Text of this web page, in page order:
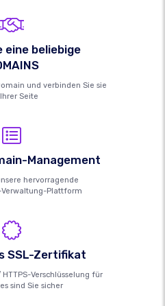
eine beliebige
und verbinden Sie sie
Seite
Management
hervorragende
Plattform
SSL-Zertifikat
HTTPS-Verschlüsselung für
sind Sie sicher